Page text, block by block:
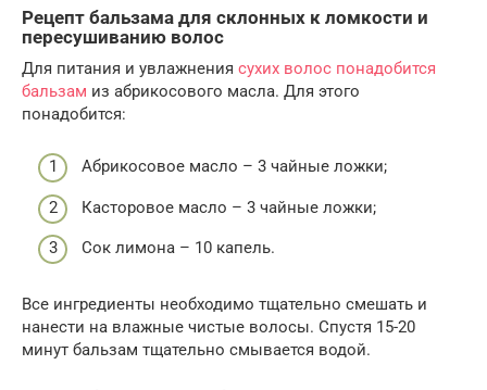
Рецепт бальзама для склонных к ломкости и
пересушиванию волос
Для питания и увлажнения сухих волос понадобится
бальзам из абрикосового масла. Для этого
понадобится:
Абрикосовое масло – 3 чайные ложки;
Касторовое масло – 3 чайные ложки;
Сок лимона – 10 капель.
Все ингредиенты необходимо тщательно смешать и
нанести на влажные чистые волосы. Спустя 15-20
минут бальзам тщательно смывается водой.